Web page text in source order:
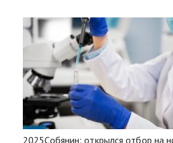
2025Собянин: открылся отбор на